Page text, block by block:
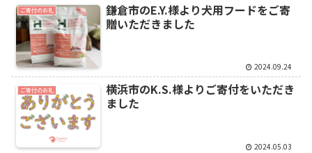
ご寄付のお礼
鎌倉市のE.Y.様より犬用フードをご寄
贈いただきました
2024.09.24
ご寄付のお礼
横浜市のK.S.様よりご寄付をいただき
ました
2024.05.03